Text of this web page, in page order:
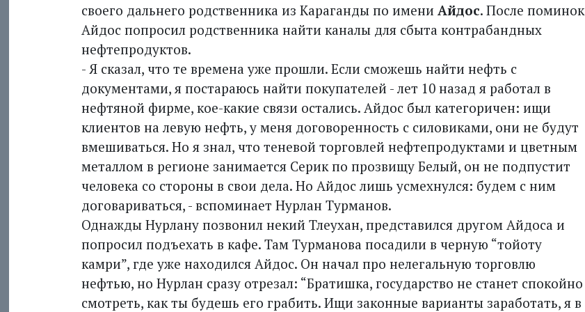
своего дальнего родственника из Караганды по имени Айдос. После поминок
Айдос попросил родственника найти каналы для сбыта контрабандных
нефтепродуктов.
- Я сказал, что те времена уже прошли. Если сможешь найти нефть с
документами, я постараюсь найти покупателей - лет 10 назад я работал в
нефтяной фирме, кое-какие связи остались. Айдос был категоричен: ищи
клиентов на левую нефть, у меня договоренность с силовиками, они не будут
вмешиваться. Но я знал, что теневой торговлей нефтепродуктами и цветным
металлом в регионе занимается Серик по прозвищу Белый, он не подпустит
человека со стороны в свои дела. Но Айдос лишь усмехнулся: будем с ним
договариваться, - вспоминает Нурлан Турманов.
Однажды Нурлану позвонил некий Тлеухан, представился другом Айдоса и
попросил подъехать в кафе. Там Турманова посадили в черную “тойоту
камри”, где уже находился Айдос. Он начал про нелегальную торговлю
нефтью, но Нурлан сразу отрезал: “Братишка, государство не станет спокойно
смотреть, как ты будешь его грабить. Ищи законные варианты заработать, я в